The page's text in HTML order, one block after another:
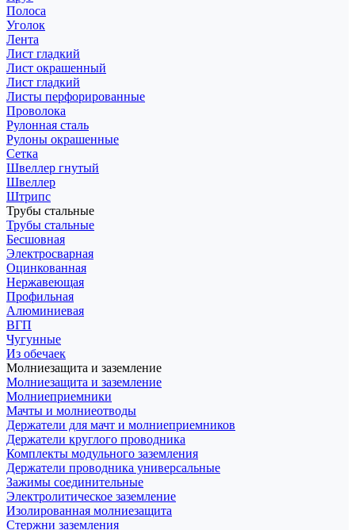
Полоса
Уголок
Лента
Лист гладкий
Лист окрашенный
Лист гладкий
Листы перфорированные
Проволока
Рулонная сталь
Рулоны окрашенные
Сетка
Швеллер гнутый
Швеллер
Штрипс
Трубы стальные
Трубы стальные
Бесшовная
Электросварная
Оцинкованная
Нержавеющая
Профильная
Алюминиевая
ВГП
Чугунные
Из обечаек
Молниезащита и заземление
Молниезащита и заземление
Молниеприемники
Мачты и молниеотводы
Держатели для мачт и молниеприемников
Держатели круглого проводника
Комплекты модульного заземления
Держатели проводника универсальные
Зажимы соединительные
Электролитическое заземление
Изолированная молниезащита
Стержни заземления